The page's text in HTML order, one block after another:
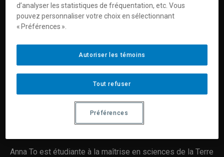
afficher les vidéos provenant de Youtube.
Anna To est étudiante à la maîtrise en sciences de la Terre
d’analyser les statistiques de fréquentation, etc. Vous
pouvez personnaliser votre choix en sélectionnant
« Préférences ».
Tout refuser
Autoriser les témoins
Préférences